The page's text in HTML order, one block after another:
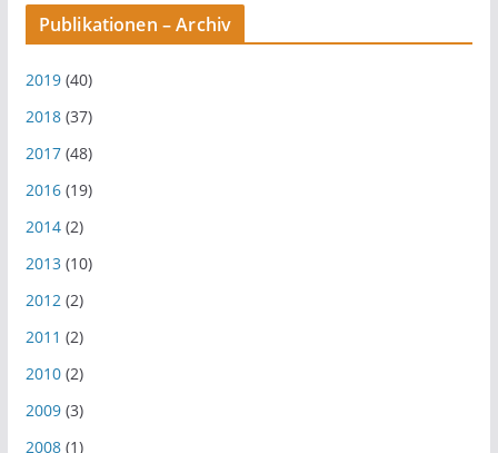
Publikationen – Archiv
2019(40)
2018(37)
2017(48)
2016(19)
2014(2)
2013(10)
2012(2)
2011 (2)
2010(2)
2009(3)
2008(1)